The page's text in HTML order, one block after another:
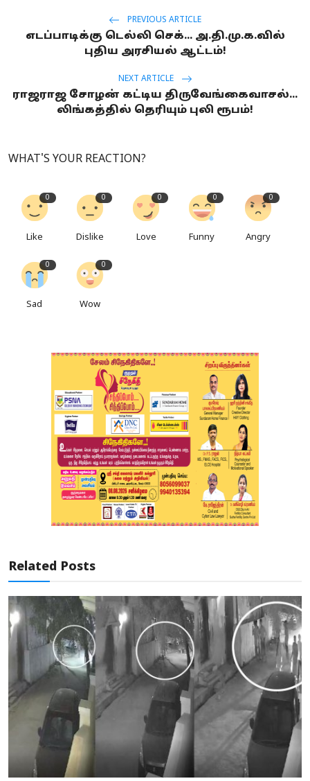
PREVIOUS ARTICLE
எடப்பாடிக்கு டெல்லி செக்... அ.தி.மு.க.வில்
புதிய அரசியல் ஆட்டம்!
NEXT ARTICLE
ராஜராஜ சோழன் கட்டிய திருவேங்கைவாசல்...
லிங்கத்தில் தெரியும் புலி ரூபம்!
WHAT'S YOUR REACTION?
0
Like
0
Dislike
0
Love
0
Funny
0
Angry
0
Sad
0
Wow
Related Posts